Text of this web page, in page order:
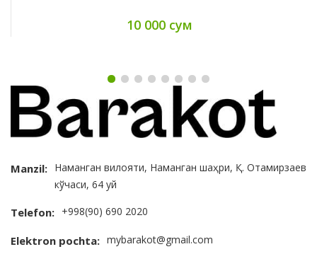
10 000 сум
Manzil: Наманган вилояти, Наманган шаҳри, Қ. Отамирзаев
кўчаси, 64 уй
Telefon: +998(90) 690 2020
Elektron pochta: mybarakot@gmail.com